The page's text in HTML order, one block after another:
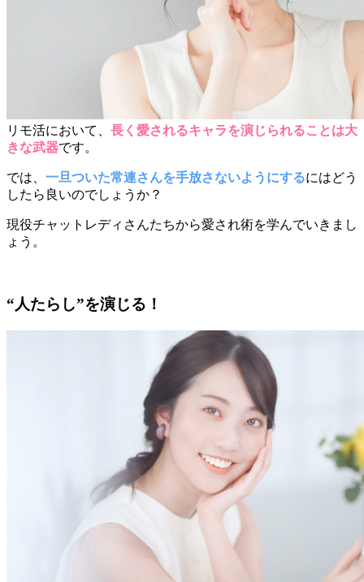
リモ活において、 長く愛されるキャラを演じられることは大
きな武器です。
では、 一旦ついた常連さんを手放さないようにするにはどう
したら良いのでしょうか？
現役チャットレディさんたちから愛され術を学んでいきまし
ょう。
“人たらし”を演じる！